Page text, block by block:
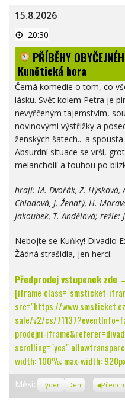
15.8.2026
PŘÍBĚHY
OBYČEJNÉHO
ŠÍLENSTVÍ
krytá
scéna
Kunětická
hora
20:30
PŘÍBĚHY
Kunětická hora
Černá komedie o tom, co
lásku. Svět kolem Petra je
nevyřčeným tajemstvím,
novinovými výstřižky a
ženských šatech... a
Absurdní situace se vrší,
melancholií a touhou po
hrají: M. Dvořák, Z. Hýsková,
Chladová, J. Ženatý, H.
Jakoubek, T. Andělová; režie:
Nebojte se Kuňky! Divadlo
Žádná strašidla, jen herci.
Předprodej vstupenek zde
[iframe class="smsticket-
src="https://
sale/v2/cs/
prodejni-
scrolling="yes"
width: 100%; max-width:
Měsíc Týden Den